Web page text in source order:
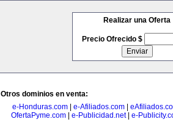
Realizar una Oferta
Precio Ofrecido $
Otros dominios en venta:
e-Honduras.com| e-Afiliados.com|
OfertaPyme.com| e-Publicidad.net| e-